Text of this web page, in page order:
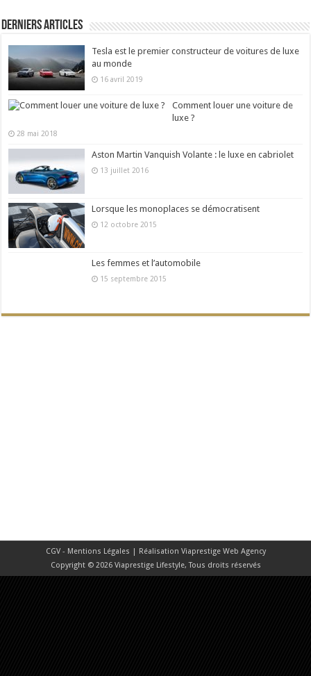
Derniers articles
Tesla est le premier constructeur de voitures de luxe
au monde
16 avril 2019
Comment louer une voiture de
luxe ?
28 mai 2018
Aston Martin Vanquish Volante : le luxe en cabriolet
13 juillet 2016
Lorsque les monoplaces se démocratisent
12 octobre 2015
Les femmes et l’automobile
15 septembre 2015
CGV - Mentions Légales | Réalisation Viaprestige Web Agency
Copyright © 2026 Viaprestige Lifestyle, Tous droits réservés